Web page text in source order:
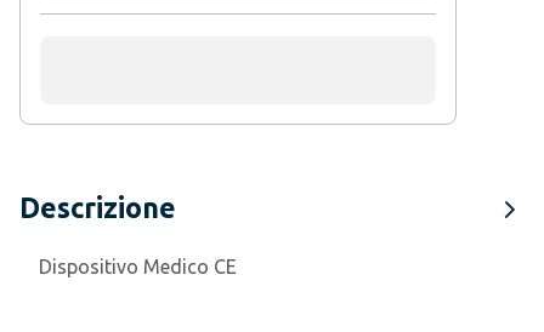
Descrizione
Dispositivo Medico CE